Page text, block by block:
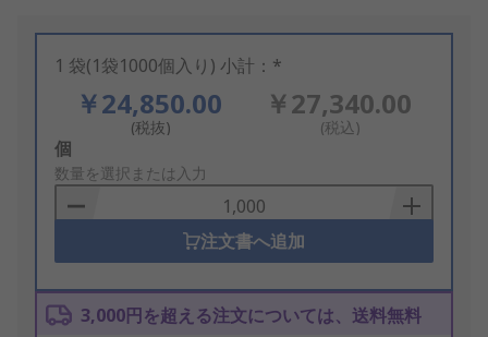
1 袋(1袋1000個入り) 小計：*
￥24,850.00
(税抜)
￥27,340.00
(税込)
Add
to
Basket
個
数量を選択または入力
注文書へ追加
3,000円を超える注文については、送料無料